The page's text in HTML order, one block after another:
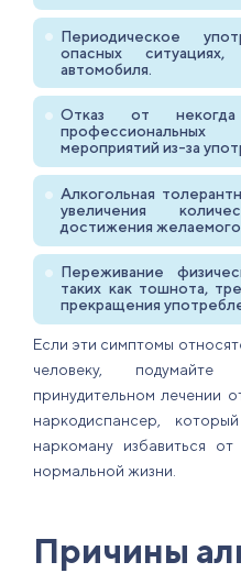
Периодическое
опасных
автомобиля.
Отказ от некогда
профессиональных
мероприятий из-за
Алкогольная
увеличения
достижения желаемого
Переживание
таких как тошнота,
прекращения
Если эти симптомы
человеку,
принудительном лечении
наркодиспансер,
наркоману избавиться
нормальной жизни.
Причины